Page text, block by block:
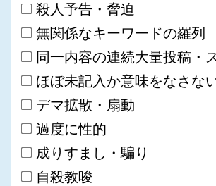
殺人予告・脅迫
無関係なキーワードの羅列
同一内容の連続大量投稿・
ほぼ未記入か意味をなさな
デマ拡散・扇動
過度に性的
成りすまし・騙り
自殺教唆